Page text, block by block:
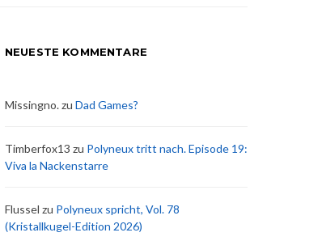
NEUESTE KOMMENTARE
Missingno.zu Dad Games?
Timberfox13 zu Polyneux tritt nach. Episode 19:
Viva la Nackenstarre
Flussel zu Polyneux spricht, Vol. 78
(Kristallkugel-Edition 2026)